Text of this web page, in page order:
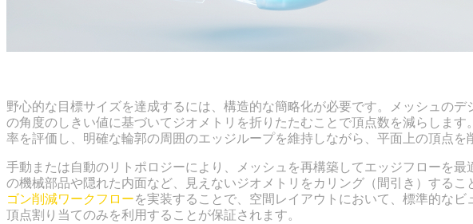
野心的な目標サイズを達成するには、構造的な簡略化が必要です。メッシュの
の角度のしきい値に基づいてジオメトリを折りたたむことで頂点数を減らしま
率を評価し、明確な輪郭の周囲のエッジループを維持しながら、平面上の頂点を
手動または自動のリトポロジーにより、メッシュを再構築してエッジフローを
の機械部品や隠れた内面など、見えないジオメトリをカリング（間引き）する
ゴン削減ワークフローを実装することで、空間レイアウトにおいて、標準的な
頂点割り当てのみを利用することが保証されます。